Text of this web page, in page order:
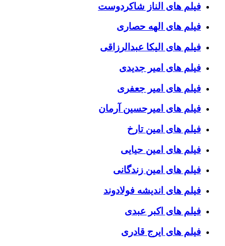
فیلم های الناز شاکردوست
فیلم های الهه حصاری
فیلم های الیکا عبدالرزاقی
فیلم های امیر جدیدی
فیلم های امیر جعفری
فیلم های امیرحسین آرمان
فیلم های امین تارخ
فیلم های امین حیایی
فیلم های امین زندگانی
فیلم های اندیشه فولادوند
فیلم های اکبر عبدی
فیلم های ایرج قادری